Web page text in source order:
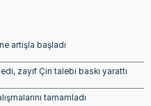
artışla başladı
zayıf Çin talebi baskı yarattı
tamamladı